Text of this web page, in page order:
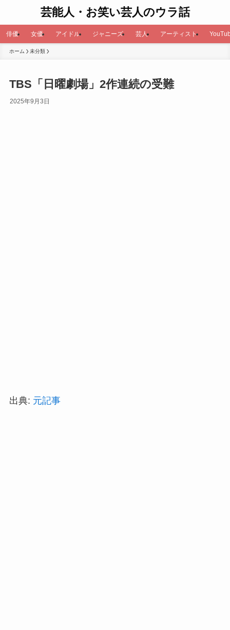
芸能人・お笑い芸人のウラ話
俳優 女優 アイドル ジャニーズ 芸人 アーティスト
ホーム 未分類
TBS「日曜劇場」2作連続の受難
2025年9月3日
出典: 元記事